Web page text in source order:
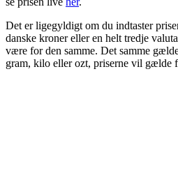
Det er ligegyldigt om du indtaster
danske kroner eller en helt tredje
være for den samme. Det samme
gram, kilo eller ozt, priserne vil gælde